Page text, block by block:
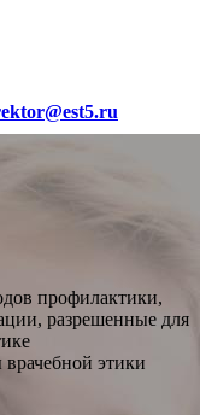
профилактики,
разрешенные для
этики